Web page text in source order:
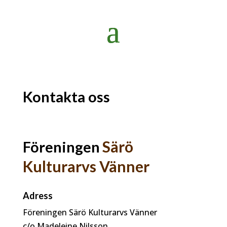
Kontakta oss
Föreningen Särö
Kulturarvs Vänner
Adress
Föreningen Särö Kulturarvs Vänner